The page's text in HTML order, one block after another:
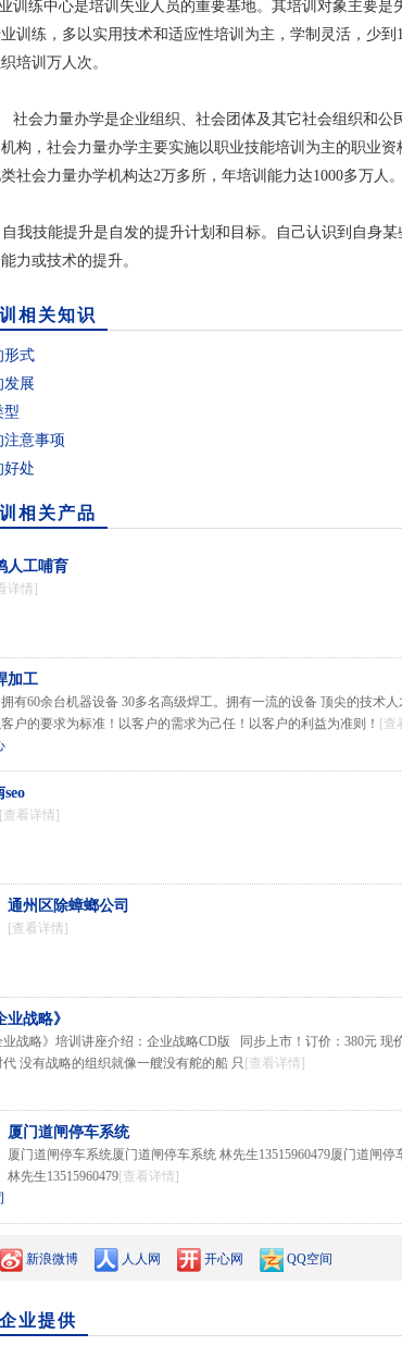
中心是培训失业人员的重要基地。其培训对象主要是
训练，多以实用技术和适应性培训为主，学制灵活，少
培训万人次。
力量办学是企业组织、社会团体及其它社会组织和公民
构，社会力量办学主要实施以职业技能培训为主的职业
社会力量办学机构达2万多所，年培训能力达1000多万人。
技能提升是自发的提升计划和目标。自己认识到自身某
力或技术的提升。
相关知识
形式
发展
型
意事项
好处
相关产品
人工哺育
详情]
加工
有60余台机器设备 30多名高级焊工。拥有一流的设备 顶尖的技术
户的要求为标准！以客户的需求为己任！以客户的利益为准则！ [查
seo
[查看详情]
通州区除蟑螂公司
[查看详情]
业战略》
业战略》培训讲座介绍：企业战略CD版 同步上市！订价：380元
代 没有战略的组织就像一艘没有舵的船 只 [查看详情]
厦门道闸停车系统
厦门道闸停车系统厦门道闸停车系统 林先生13515960479厦门道闸
林先生13515960479[查看详情]
新浪微博 人人网 开心网 QQ空间
业提供